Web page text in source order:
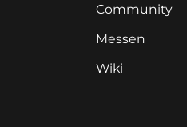
Community
Messen
Wiki